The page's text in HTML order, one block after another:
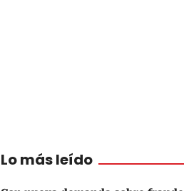
Lo más leído